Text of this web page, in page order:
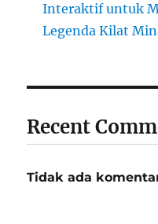
Interaktif untuk
Legenda Kilat
Recent
Tidak ada